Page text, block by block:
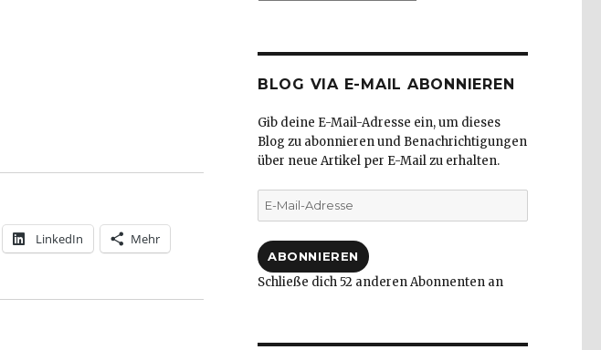
LinkedIn Mehr
BLOG VIA E-MAIL ABONNIEREN
Gib deine E-Mail-Adresse ein, um dieses
Blog zu abonnieren und Benachrichtigungen
über neue Artikel per E-Mail zu erhalten.
E-
Mail-
ABONNIEREN
Schließe dich 52 anderen Abonnenten an